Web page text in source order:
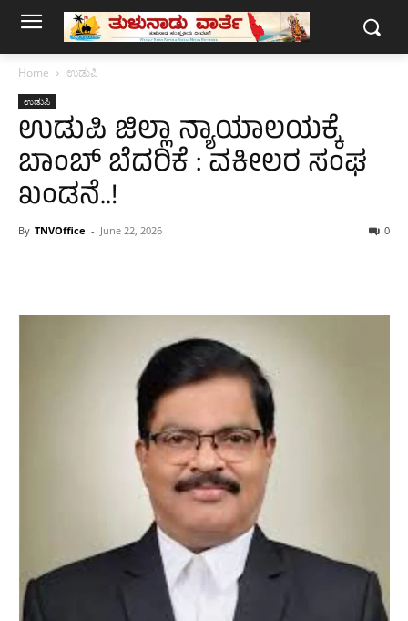
Home ಉಡುಪಿ
ಉಡುಪಿ
ಉಡುಪಿ ಜಿಲ್ಲಾ ನ್ಯಾಯಾಲಯಕ್ಕೆ
ಬಾಂಬ್ ಬೆದರಿಕೆ : ವಕೀಲರ ಸಂಘ
ಖಂಡನೆ..!
By TNVOffice - June 22, 2026 0